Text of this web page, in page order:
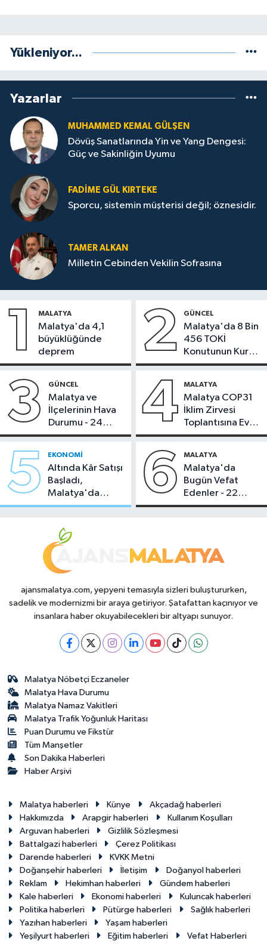
Yükleniyor...
Yazarlar
MUHAMMED KEMAL GÜLŞEN
Dövüş Sanatlarında Yin ve Yang Dengesi:
Güç ve Sakinliğin Uyumu
FADIME GÜL KIRTEKE
Sporcu, sistemin müşterisi değil; öznesidir.
TAMER ALKAN
Milletin Cebinden Vekilin Sofrasına
1 MALATYA
Malatya'da 4,1
büyüklüğünde
deprem
2 GÜNCEL
Malatya'da 8 Bin
456 TOKİ
Konutunun Kurası
Bugün Çekiliyor
3 GÜNCEL
Malatya ve
İlçelerinin Hava
Durumu - 24
Temmuz 2026
4 MALATYA
Malatya COP31
İklim Zirvesi
Toplantısına Ev
Sahipliği Yaptı
5 EKONOMI
Altında Kâr Satışı
Başladı,
Malatya'da
Makas Ne
6 MALATYA
Malatya'da
Bugün Vefat
Edenler - 22
Temmuz 2026
ajansmalatya.com, yepyeni temasıyla sizleri buluştururken,
sadelik ve modernizmi bir araya getiriyor. Şatafattan kaçınıyor ve
insanlara haber okuyabilecekleri bir altyapı sunuyor.
Malatya Nöbetçi Eczaneler
Malatya Hava Durumu
Malatya Namaz Vakitleri
Malatya Trafik Yoğunluk Haritası
Puan Durumu ve Fikstür
Tüm Manşetler
Son Dakika Haberleri
Haber Arşivi
Malatya haberleri Künye
Akçadağ haberleri
Hakkımızda
Arapgir haberleri
Kullanım Koşulları
Arguvan haberleri
Gizlilik Sözleşmesi
Battalgazi haberleri
Çerez Politikası
Darende haberleri
KVKK Metni
Doğanşehir haberleri
İletişim
Doğanyol haberleri
Reklam
Hekimhan haberleri
Gündem haberleri
Kale haberleri
Ekonomi haberleri
Kuluncak haberleri
Politika haberleri
Pütürge haberleri
Sağlık haberleri
Yazıhan haberleri
Yaşam haberleri
Yeşilyurt haberleri
Eğitim haberleri Vefat Haberleri